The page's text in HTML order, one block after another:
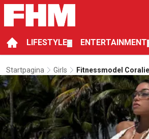
LIFESTYLE ENTERTAINMENT
Startpagina Girls
Fitnessmodel
Laat Ons Dromen
Haar Eiland